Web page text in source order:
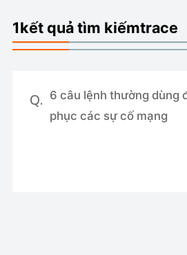
1kết quả tìm kiếmtrace
Q. 6 câu lệnh thường dùng
phục các sự cố mạng